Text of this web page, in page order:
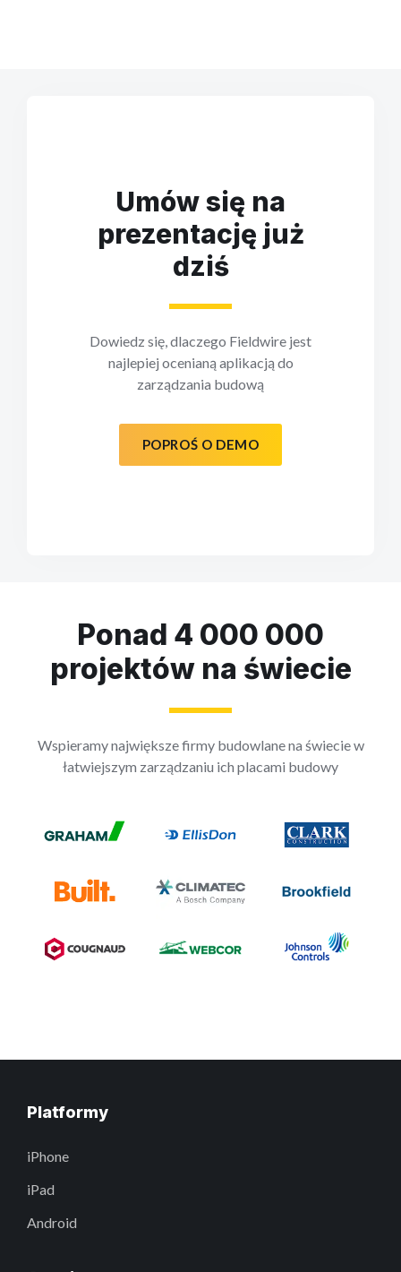
Umów się na
prezentację już
dziś
Dowiedz się, dlaczego Fieldwire jest
najlepiej ocenianą aplikacją do
zarządzania budową
POPROŚ O DEMO
Ponad 4 000 000
projektów na świecie
Wspieramy największe firmy budowlane na świecie w
łatwiejszym zarządzaniu ich placami budowy
Platformy
iPhone
iPad
Android